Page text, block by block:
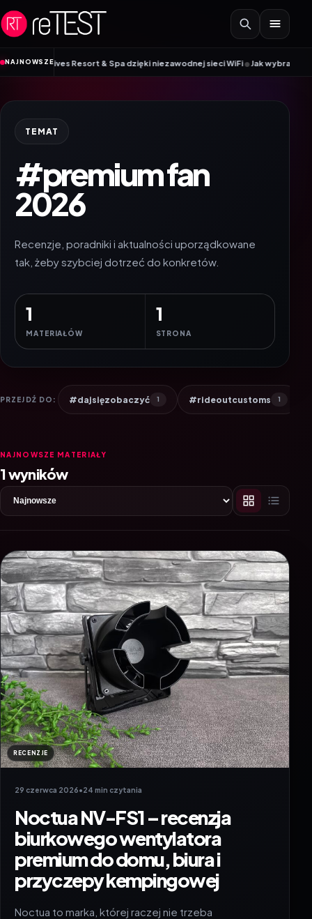
Przejdź do treści
NAJNOWSZEResort & Spa dzięki niezawodnej sieci WiFi•Jak wybrać
TEMAT
#premium fan
2026
Recenzje, poradniki i aktualności uporządkowane
tak, żeby szybciej dotrzeć do konkretów.
1
MATERIAŁÓW
1
STRONA
PRZEJDŹ DO: #dajsięzobaczyć 1 #rideoutcustoms 1
NAJNOWSZE MATERIAŁY
1 wyników
RECENZJE
29 czerwca 2026•24 min czytania
Noctua NV-FS1 – recenzja
biurkowego wentylatora
premium do domu, biura i
przyczepy kempingowej
Noctua to marka, której raczej nie trzeba